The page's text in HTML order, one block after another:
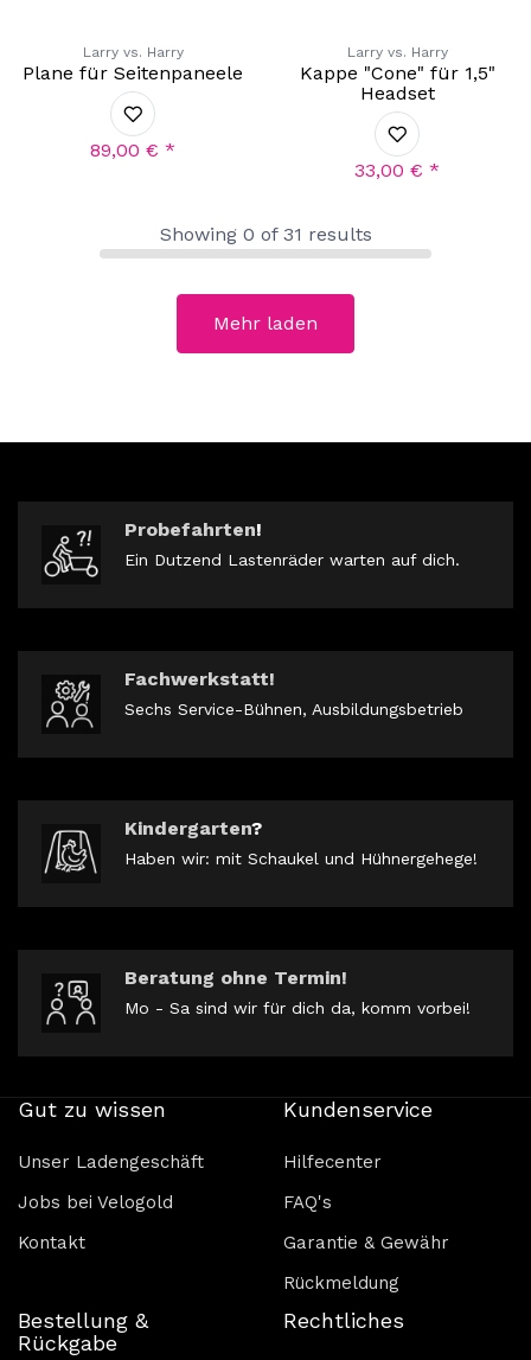
Larry vs. Harry
Plane für Seitenpaneele
89,00 € *
Larry vs. Harry
Kappe "Cone" für 1,5"
Headset
33,00 € *
Showing 0 of 31 results
Mehr laden
Probefahrten!
Ein Dutzend Lastenräder warten auf dich.
Fachwerkstatt!
Sechs Service-Bühnen, Ausbildungsbetrieb
Kindergarten?
Haben wir: mit Schaukel und Hühnergehege!
Beratung ohne Termin!
Mo - Sa sind wir für dich da, komm vorbei!
Gut zu wissen
Unser Ladengeschäft
Jobs bei Velogold
Kontakt
Kundenservice
Hilfecenter
FAQ's
Garantie & Gewähr
Rückmeldung
Bestellung &
Rückgabe
Rechtliches